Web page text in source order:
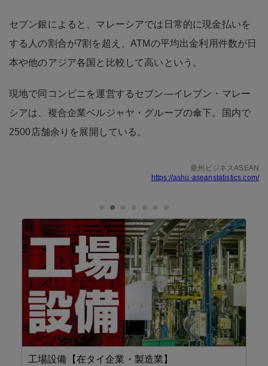
セブン銀によると、マレーシアでは日常的に現金払いを
する人の割合が7割を超え、ATMの平均出金利用件数が日
本や他のアジア各国と比較して高いという。
現地で同コンビニを運営するセブン―イレブン・マレー
シアは、複合企業ベルジャヤ・グループの傘下。国内で
2500店舗余りを展開している。
亜州ビジネスASEAN
https://ashu-aseanstatistics.com/
工場設備【在タイ企業・製造業】